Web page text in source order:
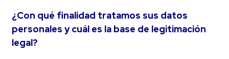
¿Con qué finalidad tratamos sus datos
personales y cuál es la base de legitimación
legal?